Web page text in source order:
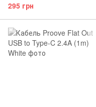
295 грн